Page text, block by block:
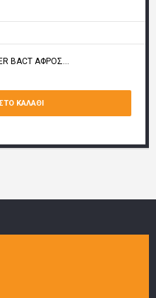
BACT ΑΦΡΟΣ...
ΚΑΛΆΘΙ